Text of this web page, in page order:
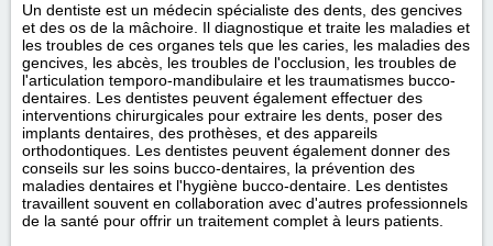
Un dentiste est un médecin spécialiste des dents, des gencives
et des os de la mâchoire. Il diagnostique et traite les maladies et
les troubles de ces organes tels que les caries, les maladies des
gencives, les abcès, les troubles de l'occlusion, les troubles de
l'articulation temporo-mandibulaire et les traumatismes bucco-
dentaires. Les dentistes peuvent également effectuer des
interventions chirurgicales pour extraire les dents, poser des
implants dentaires, des prothèses, et des appareils
orthodontiques. Les dentistes peuvent également donner des
conseils sur les soins bucco-dentaires, la prévention des
maladies dentaires et l'hygiène bucco-dentaire. Les dentistes
travaillent souvent en collaboration avec d'autres professionnels
de la santé pour offrir un traitement complet à leurs patients.